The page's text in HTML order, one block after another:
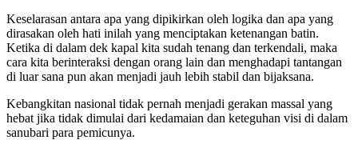
Keselarasan antara apa yang dipikirkan oleh logika dan apa yang
dirasakan oleh hati inilah yang menciptakan ketenangan batin.
Ketika di dalam dek kapal kita sudah tenang dan terkendali, maka
cara kita berinteraksi dengan orang lain dan menghadapi tantangan
di luar sana pun akan menjadi jauh lebih stabil dan bijaksana.
Kebangkitan nasional tidak pernah menjadi gerakan massal yang
hebat jika tidak dimulai dari kedamaian dan keteguhan visi di dalam
sanubari para pemicunya.